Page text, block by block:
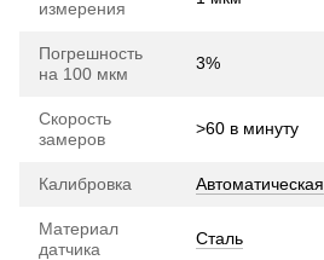
измерения
Погрешность
на 100 мкм
3%
Скорость
замеров
>60 в минуту
Калибровка Автоматическая
Материал
датчика
Сталь